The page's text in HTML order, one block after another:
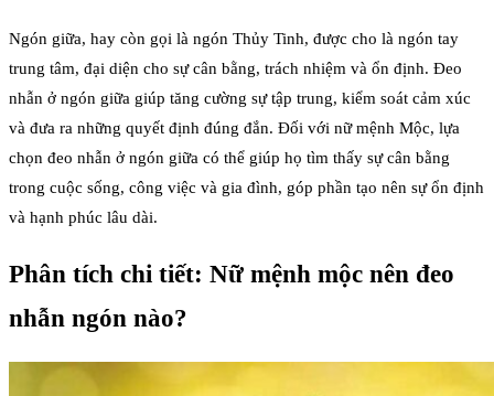
Ngón giữa, hay còn gọi là ngón Thủy Tinh, được cho là ngón tay
trung tâm, đại diện cho sự cân bằng, trách nhiệm và ổn định. Đeo
nhẫn ở ngón giữa giúp tăng cường sự tập trung, kiểm soát cảm xúc
và đưa ra những quyết định đúng đắn. Đối với nữ mệnh Mộc, lựa
chọn đeo nhẫn ở ngón giữa có thể giúp họ tìm thấy sự cân bằng
trong cuộc sống, công việc và gia đình, góp phần tạo nên sự ổn định
và hạnh phúc lâu dài.
Phân tích chi tiết: Nữ mệnh mộc nên đeo
nhẫn ngón nào?